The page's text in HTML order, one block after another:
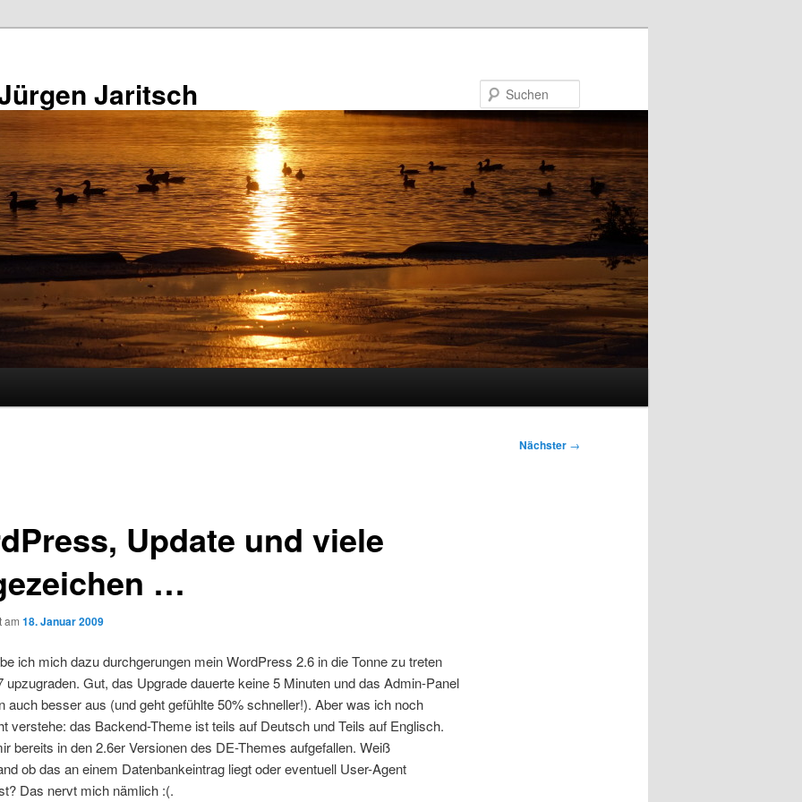
Jaritsch
Nächster →
Update und viele
…
am 18. Januar 2009
ich mich dazu durchgerungen mein WordPress 2.6 in die Tonne zu treten
upzugraden. Gut, das Upgrade dauerte keine 5 Minuten und das Admin-Panel
auch besser aus (und geht gefühlte 50% schneller!). Aber was ich noch
verstehe: das Backend-Theme ist teils auf Deutsch und Teils auf Englisch.
bereits in den 2.6er Versionen des DE-Themes aufgefallen. Weiß
ob das an einem Datenbankeintrag liegt oder eventuell User-Agent
Das nervt mich nämlich :(.